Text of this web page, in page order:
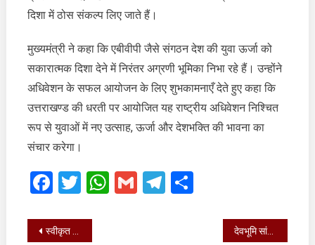
दिशा में ठोस संकल्प लिए जाते हैं।
मुख्यमंत्री ने कहा कि एबीवीपी जैसे संगठन देश की युवा ऊर्जा को
सकारात्मक दिशा देने में निरंतर अग्रणी भूमिका निभा रहे हैं। उन्होंने
अधिवेशन के सफल आयोजन के लिए शुभकामनाएँ देते हुए कहा कि
उत्तराखण्ड की धरती पर आयोजित यह राष्ट्रीय अधिवेशन निश्चित
रूप से युवाओं में नए उत्साह, ऊर्जा और देशभक्ति की भावना का
संचार करेगा।
Facebook
Twitter
WhatsApp
GmailTelegram
Share
Post
स्वीकृत किये जाने का अनुमोदन प्रदान किया देवभूमि सांस्कृतिक महोत्सव 2025” के समापन समारोह में प्रतिभाग किया